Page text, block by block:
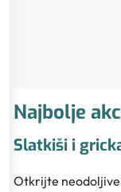
Najbolje
Slatkiši i
Otkrijte neodoljive